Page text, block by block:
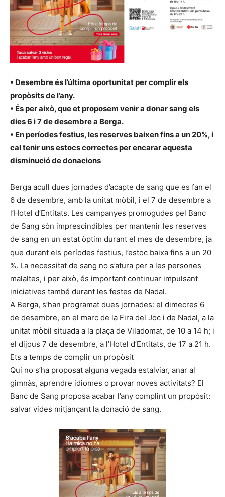
• Desembre és l’última oportunitat per complir els
propòsits de l’any.
• És per això, que et proposem venir a donar sang els
dies 6 i 7 de desembre a Berga.
• En períodes festius, les reserves baixen fins a un 20%, i
cal tenir uns estocs correctes per encarar aquesta
disminució de donacions
Berga acull dues jornades d’acapte de sang que es fan el
6 de desembre, amb la unitat mòbil, i el 7 de desembre a
l’Hotel d’Entitats. Les campanyes promogudes pel Banc
de Sang són imprescindibles per mantenir les reserves
de sang en un estat òptim durant el mes de desembre, ja
que durant els períodes festius, l’estoc baixa fins a un 20
%. La necessitat de sang no s’atura per a les persones
malaltes, i per això, és important continuar impulsant
iniciatives també durant les festes de Nadal.
A Berga, s’han programat dues jornades: el dimecres 6
de desembre, en el marc de la Fira del Joc i de Nadal, a la
unitat mòbil situada a la plaça de Viladomat, de 10 a 14 h; i
el dijous 7 de desembre, a l’Hotel d’Entitats, de 17 a 21 h.
Ets a temps de complir un propòsit
Qui no s’ha proposat alguna vegada estalviar, anar al
gimnàs, aprendre idiomes o provar noves activitats? El
Banc de Sang proposa acabar l’any complint un propòsit:
salvar vides mitjançant la donació de sang.